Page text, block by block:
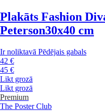
Plakāts Fashion
Peterson30x40 cm
Ir noliktavā Pēdējais gabals
42 €
45 €
Likt grozā
Likt grozā
Premium
The Poster Club